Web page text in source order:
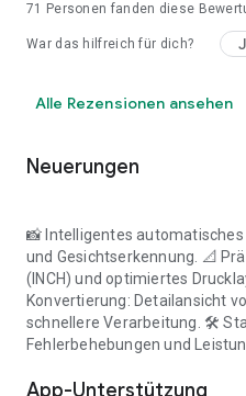
Niger Passport Foto
Nigeria Passport Foto
Pakistan Passport Foto
Philippinen Passport Foto
Republik Kongo Passport Foto
Rumänien Passport Foto
Russland Reisepass Foto
Ruanda Pass Foto
Saudi-Arabien-Passfoto
Senegal Reisepass Foto
Singapur Passport Foto
71 Personen fanden diese
War das hilfreich für dich?
Alle Rezensionen ansehen
Neuerungen
📸 Intelligentes
und Gesichtserkennung. 📐
(INCH) und optimiertes
Konvertierung: Detailansicht
schnellere Verarbeitung. 🛠️
Fehlerbehebungen und
App-Unterstützung